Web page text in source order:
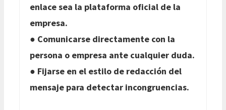
enlace sea la plataforma oficial de la
empresa.
● Comunicarse directamente con la
persona o empresa ante cualquier duda.
● Fijarse en el estilo de redacción del
mensaje para detectar incongruencias.